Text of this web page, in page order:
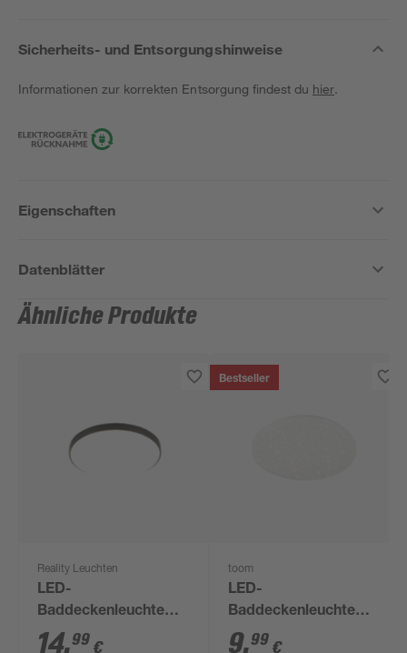
Sicherheits- und Entsorgungshinweise
Informationen zur korrekten Entsorgung findest du hier.
Eigenschaften
Datenblätter
Ähnliche Produkte
Reality Leuchten
LED-
Baddeckenleuchte
'Spica' 18 W 2000 lm
14,99 €
Bestseller
toom
LED-
Baddeckenleuchte
'Lola' 12,5 W 1350 lm
9,99 €